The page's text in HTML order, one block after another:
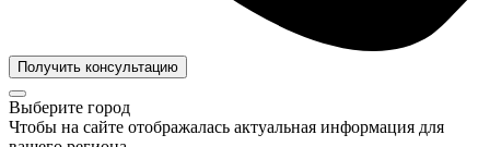
Получить консультацию
Выберите город
Чтобы на сайте отображалась актуальная информация для